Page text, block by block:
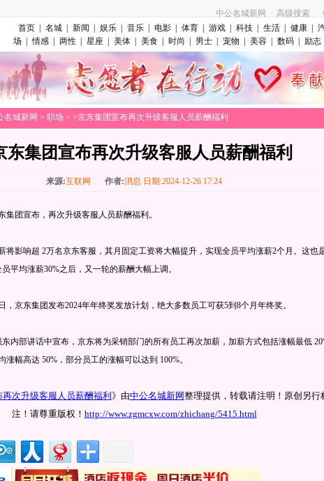
中公名城新网 · 高级搜索 ·
首页
名城 新闻 娱乐 音乐 电影 体育 游戏 科技 生活 健康
场
情感 两性 星座 美体 美食 时尚 男士 宠物 美容 数码 励志
名城新网 > 职场 > >京东集团宣布再次升级客服人员薪酬福利
东集团宣布再次升级客服人员薪酬福利
来源:互联网 作者:消息 日期:2024-12-26 17:24
团宣布，再次升级客服人员薪酬福利。
影响超 2万名京东客服，其月固定工资将大幅提升，实现全员平均涨薪2个月。这也
平均涨薪30%之后，又一轮的薪酬大幅上调。
京东集团发布2024年年终奖发放计划，绝大多数员工可获5到8个月年终奖。
部讲话中宣布，京东将为采销部门的所有员工再次加薪，加薪方式包括涨幅最低
涨幅高达 50%，部分员工的涨幅可以达到 100%。
次升级客服人员薪酬福利 》由中公名城新网整理提供，转载请注明！原创另行
注！请尊重版权！ http://www.zgmcxw.com/zhichang/5415.html